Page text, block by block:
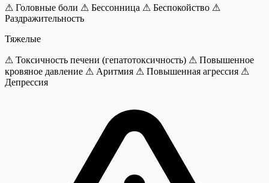
⚠ Головные боли ⚠ Бессонница ⚠ Беспокойство ⚠
Раздражительность
Тяжелые
⚠ Токсичность печени (гепатотоксичность) ⚠ Повышенное
кровяное давление ⚠ Аритмия ⚠ Повышенная агрессия ⚠
Депрессия